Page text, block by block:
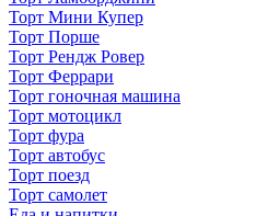
Торт Мини Купер
Торт Порше
Торт Рендж Ровер
Торт Феррари
Торт гоночная машина
Торт мотоцикл
Торт фура
Торт автобус
Торт поезд
Торт самолет